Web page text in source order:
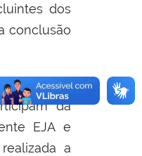
dos
conclusão
a
da
EJA e
a